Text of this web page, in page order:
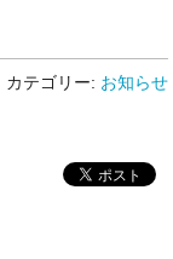
カテゴリー: お知らせ